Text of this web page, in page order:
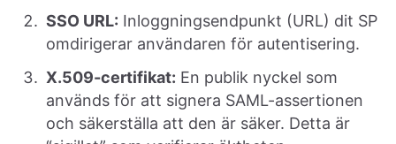
SSO URL: Inloggningsendpunkt (URL) dit SP
omdirigerar användaren för autentisering.
X.509-certifikat: En publik nyckel som
används för att signera SAML-assertionen
och säkerställa att den är säker. Detta är